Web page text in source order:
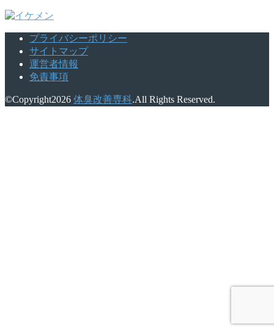
プライバシーポリシー
サイトマップ
運営者情報
免責事項
©Copyright2026 体臭改善専科.All Rights Reserved.